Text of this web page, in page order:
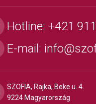
Hotline: +421
E-mail:
SZOFIA, Rajka, Beke u. 4.
9224 Magyarország